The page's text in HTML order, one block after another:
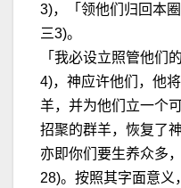
3)，「领他们归回本
三3)。
「我必设立照管他们
4)，神应许他们，他
羊，并为他们立一个
招聚的群羊，恢复了
亦即你们要生养众多
28)。按照其字面意义